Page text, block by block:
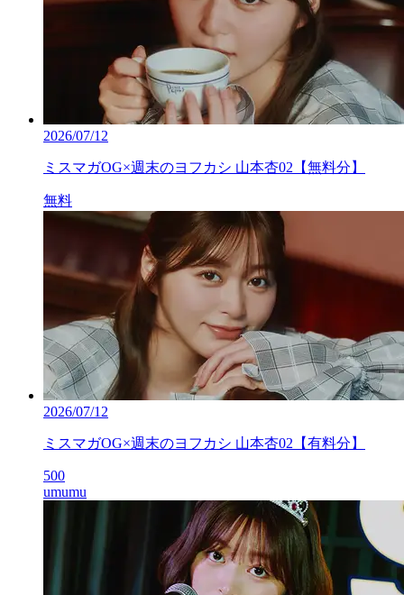
2026/07/12
ミスマガOG×週末のヨフカシ 山本杏02【無料分】
無料
2026/07/12
ミスマガOG×週末のヨフカシ 山本杏02【有料分】
500
umumu